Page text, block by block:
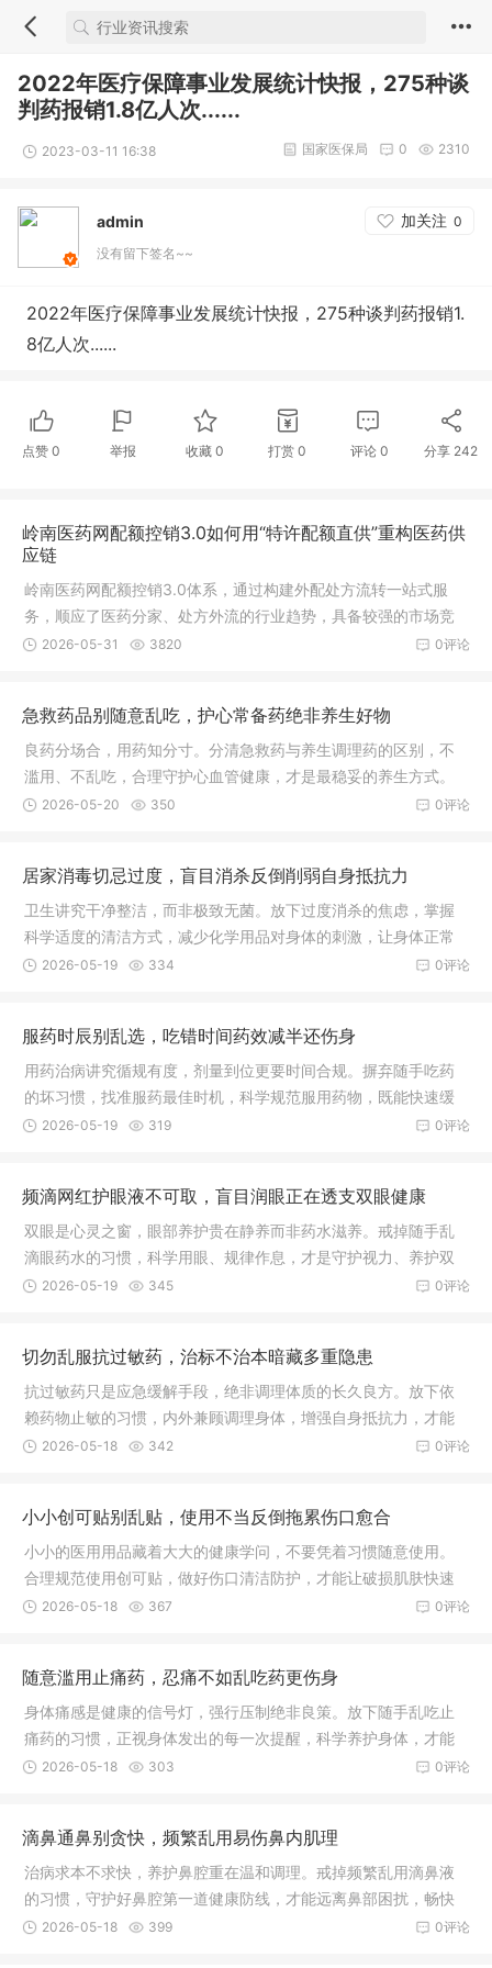
2022年医疗保障事业发展统计快报，275种谈
判药报销1.8亿人次......
2023-03-11 16:38 2310
0
国家医保局
admin 加关注 0
没有留下签名~~
2022年医疗保障事业发展统计快报，275种谈判药报销1.
8亿人次......
点赞 0 举报 收藏0 打赏 0 评论 0 分享 242
岭南医药网配额控销3.0如何用“特许配额直供”重构医药供
应链
岭南医药网配额控销3.0体系，通过构建外配处方流转一站式服
务，顺应了医药分家、处方外流的行业趋势，具备较强的市场竞
争力。未来，通过深化数字化运营、优化供应链管理及拓展健康
0评论
2026-05-31 3820
急救药品别随意乱吃，护心常备药绝非养生好物
良药分场合，用药知分寸。分清急救药与养生调理药的区别，不
滥用、不乱吃，合理守护心血管健康，才是最稳妥的养生方式。
0评论
2026-05-20 350
居家消毒切忌过度，盲目消杀反倒削弱自身抵抗力
卫生讲究干净整洁，而非极致无菌。放下过度消杀的焦虑，掌握
科学适度的清洁方式，减少化学用品对身体的刺激，让身体正常
接触自然环境，慢慢养好自身免疫力，才是守护一家人平安健康
0评论
2026-05-19 334
服药时辰别乱选，吃错时间药效减半还伤身
用药治病讲究循规有度，剂量到位更要时间合规。摒弃随手吃药
的坏习惯，找准服药最佳时机，科学规范服用药物，既能快速缓
解身体病痛，又能最大程度减少药物对身体的伤害，早日恢复健
0评论
2026-05-19 319
频滴网红护眼液不可取，盲目润眼正在透支双眼健康
双眼是心灵之窗，眼部养护贵在静养而非药水滋养。戒掉随手乱
滴眼药水的习惯，科学用眼、规律作息，才是守护视力、养护双
眼最稳妥长久的方式。
0评论
2026-05-19 345
切勿乱服抗过敏药，治标不治本暗藏多重隐患
抗过敏药只是应急缓解手段，绝非调理体质的长久良方。放下依
赖药物止敏的习惯，内外兼顾调理身体，增强自身抵抗力，才能
从根本上减少过敏发作，安稳守护身体健康。
0评论
2026-05-18 342
小小创可贴别乱贴，使用不当反倒拖累伤口愈合
小小的医用用品藏着大大的健康学问，不要凭着习惯随意使用。
合理规范使用创可贴，做好伤口清洁防护，才能让破损肌肤快速
愈合，远离皮肤感染困扰。
0评论
2026-05-18 367
随意滥用止痛药，忍痛不如乱吃药更伤身
身体痛感是健康的信号灯，强行压制绝非良策。放下随手乱吃止
痛药的习惯，正视身体发出的每一次提醒，科学养护身体，才能
远离病痛折磨，守护身心长久安康。
0评论
2026-05-18 303
滴鼻通鼻别贪快，频繁乱用易伤鼻内肌理
治病求本不求快，养护鼻腔重在温和调理。戒掉频繁乱用滴鼻液
的习惯，守护好鼻腔第一道健康防线，才能远离鼻部困扰，畅快
呼吸。
0评论
2026-05-18 399